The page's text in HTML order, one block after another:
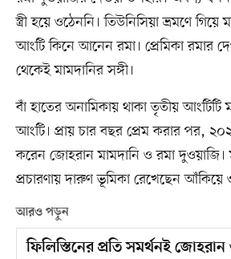
স্ত্রী হয়ে ওঠেননি। তিউনিসিয়া ভ্রমণে
আংটি কিনে আনেন রমা। প্রেমিকা রমার
থেকেই মামদানির সঙ্গী।
বাঁ হাতের অনামিকায় থাকা তৃতীয় আংটিটি
আংটি। প্রায় চার বছর প্রেম করার পর,
করেন জোহরান মামদানি ও রমা দুওয়াজি।
প্রচারণায় দারুণ ভূমিকা রেখেছেন আঁকিয়ে
আরও পড়ুন
ফিলিস্তিনের প্রতি সমর্থনই